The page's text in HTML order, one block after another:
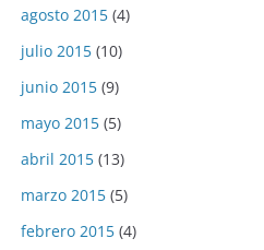
agosto 2015 (4)
julio 2015 (10)
junio 2015 (9)
mayo 2015 (5)
abril 2015 (13)
marzo 2015 (5)
febrero 2015 (4)